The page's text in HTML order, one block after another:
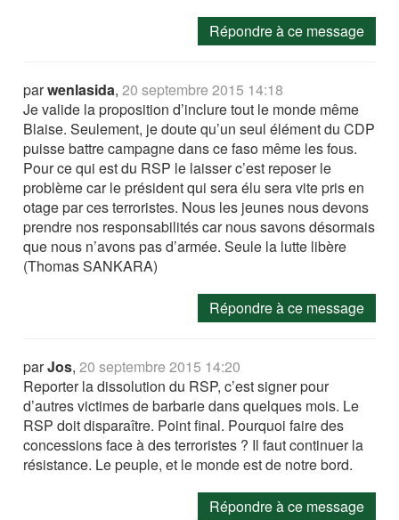
Répondre à ce message
parwenlasida,20 septembre 2015 14:18
Je valide la proposition d’inclure tout le monde même
Blaise. Seulement, je doute qu’un seul élément du CDP
puisse battre campagne dans ce faso même les fous.
Pour ce qui est du RSP le laisser c’est reposer le
problème car le président qui sera élu sera vite pris en
otage par ces terroristes. Nous les jeunes nous devons
prendre nos responsabilités car nous savons désormais
que nous n’avons pas d’armée. Seule la lutte libère
(Thomas SANKARA)
Répondre à ce message
parJos,20 septembre 2015 14:20
Reporter la dissolution du RSP, c’est signer pour
d’autres victimes de barbarie dans quelques mois. Le
RSP doit disparaître. Point final. Pourquoi faire des
concessions face à des terroristes ? Il faut continuer la
résistance. Le peuple, et le monde est de notre bord.
Répondre à ce message